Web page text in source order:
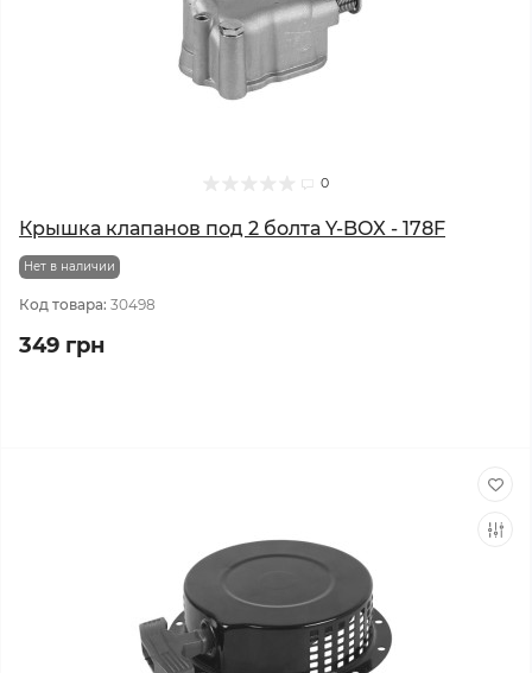
0
Крышка клапанов под 2 болта Y-BOX - 178F
Нет в наличии
Код товара: 30498
349 грн